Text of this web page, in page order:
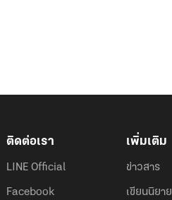
ติดต่อเรา
LINE Official
Facebook
เพิ่มเติม
ข่าวสาร
เขียนนิยาย